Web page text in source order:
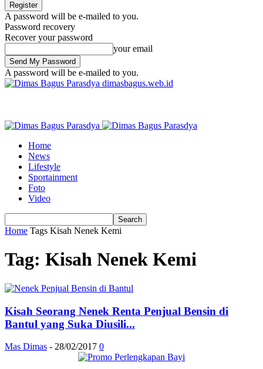
A password will be e-mailed to you.
Password recovery
Recover your password
your email
A password will be e-mailed to you.
dimasbagus.web.id
Home
News
Lifestyle
Sportainment
Foto
Video
Home Tags Kisah Nenek Kemi
Tag: Kisah Nenek Kemi
Kisah Seorang Nenek Renta Penjual Bensin di
Bantul yang Suka Diusili...
Mas Dimas - 28/02/2017 0